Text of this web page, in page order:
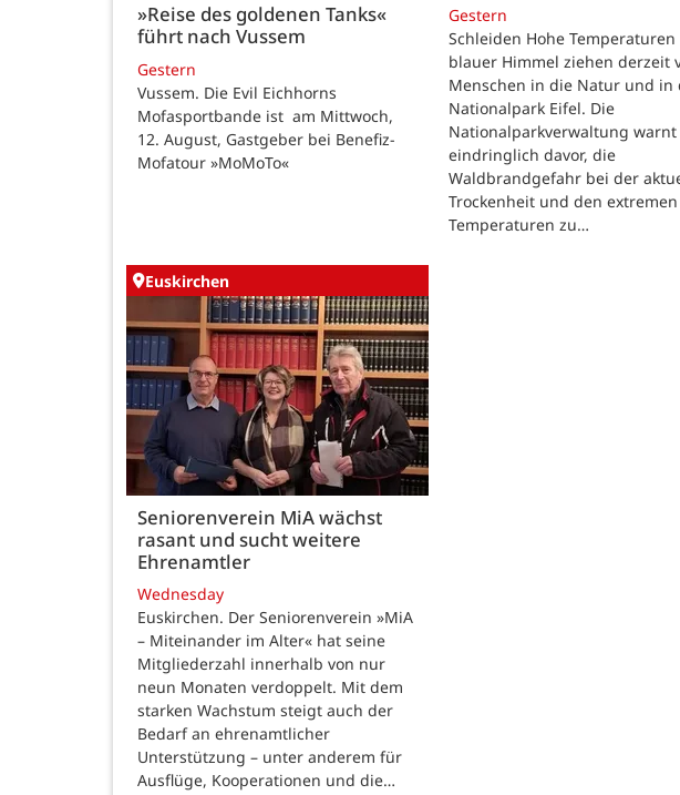
»Reise des goldenen Tanks«
führt nach Vussem
Gestern
Vussem. Die Evil Eichhorns
Mofasportbande ist am Mittwoch,
12. August, Gastgeber bei Benefiz-
Mofatour »MoMoTo«
Gestern
Schleiden Hohe
blauer Himmel ziehen derzeit
Menschen in die Natur und in
Nationalpark Eifel. Die
Nationalparkverwaltung warnt
eindringlich davor, die
Waldbrandgefahr bei der
Trockenheit und den extremen
Temperaturen zu…
Euskirchen
Seniorenverein MiA wächst
rasant und sucht weitere
Ehrenamtler
Wednesday
Euskirchen. Der Seniorenverein »MiA
– Miteinander im Alter« hat seine
Mitgliederzahl innerhalb von nur
neun Monaten verdoppelt. Mit dem
starken Wachstum steigt auch der
Bedarf an ehrenamtlicher
Unterstützung – unter anderem für
Ausflüge, Kooperationen und die…